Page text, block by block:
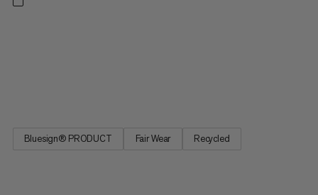
Bluesign® PRODUCT Fair Wear Recycled